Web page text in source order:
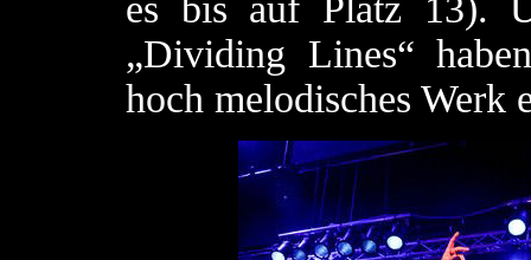
es bis auf Platz 13).
„Dividing Lines“
hoch melodisches Werk